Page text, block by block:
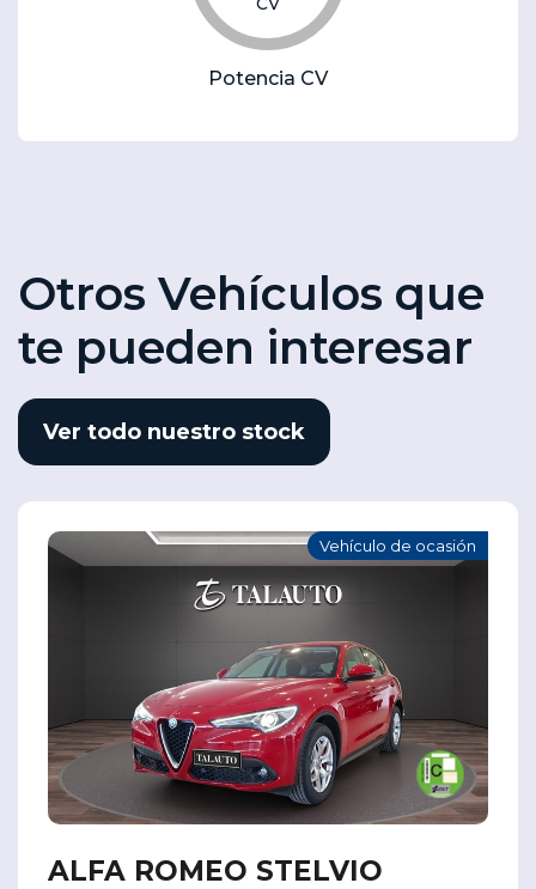
Potencia CV
Otros Vehículos que
te pueden interesar
Ver todo nuestro stock
Vehículo de ocasión
ALFA ROMEO STELVIO